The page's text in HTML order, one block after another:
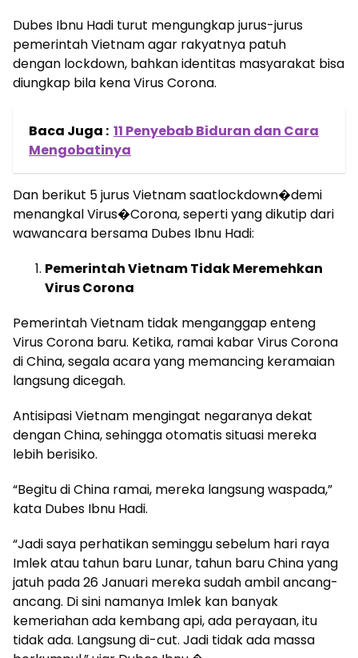
Dubes Ibnu Hadi turut mengungkap jurus-jurus
pemerintah Vietnam agar rakyatnya patuh
dengan lockdown, bahkan identitas masyarakat bisa
diungkap bila kena Virus Corona.
Baca Juga : 11 Penyebab Biduran dan Cara
Mengobatinya
Dan berikut 5 jurus Vietnam saatlockdown�demi
menangkal Virus�Corona, seperti yang dikutip dari
wawancara bersama Dubes Ibnu Hadi:
Pemerintah Vietnam Tidak Meremehkan
Virus Corona
Pemerintah Vietnam tidak menganggap enteng
Virus Corona baru. Ketika, ramai kabar Virus Corona
di China, segala acara yang memancing keramaian
langsung dicegah.
Antisipasi Vietnam mengingat negaranya dekat
dengan China, sehingga otomatis situasi mereka
lebih berisiko.
“Begitu di China ramai, mereka langsung waspada,”
kata Dubes Ibnu Hadi.
“Jadi saya perhatikan seminggu sebelum hari raya
Imlek atau tahun baru Lunar, tahun baru China yang
jatuh pada 26 Januari mereka sudah ambil ancang-
ancang. Di sini namanya Imlek kan banyak
kemeriahan ada kembang api, ada perayaan, itu
tidak ada. Langsung di-cut. Jadi tidak ada massa